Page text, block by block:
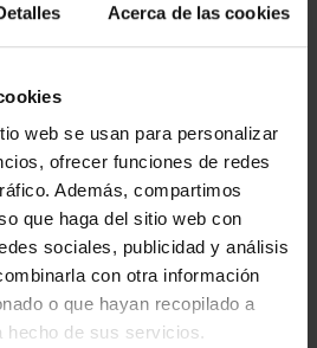
Acerca de las cookies
web se usan para personalizar
ofrecer funciones de redes
Además, compartimos
que haga del sitio web con
sociales, publicidad y análisis
con otra información
o que hayan recopilado a
hecho de sus servicios.
73,00 €